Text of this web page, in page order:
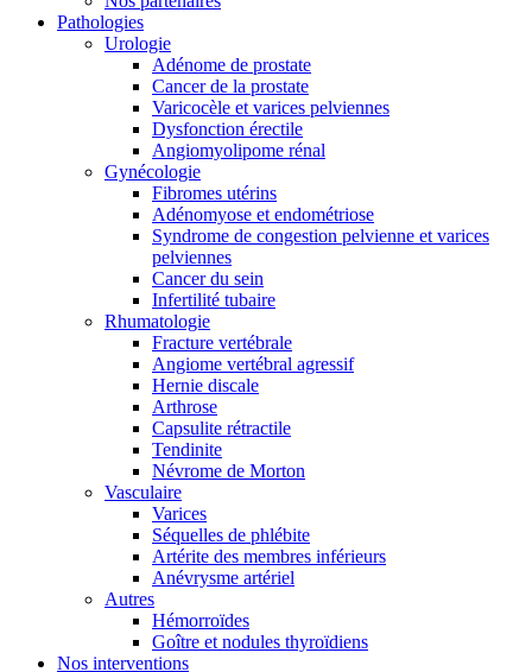
Pathologies
Urologie
Adénome de prostate
Cancer de la prostate
Varicocèle et varices pelviennes
Dysfonction érectile
Angiomyolipome rénal
Gynécologie
Fibromes utérins
Adénomyose et endométriose
Syndrome de congestion pelvienne et varices
pelviennes
Cancer du sein
Infertilité tubaire
Rhumatologie
Fracture vertébrale
Angiome vertébral agressif
Hernie discale
Arthrose
Capsulite rétractile
Tendinite
Névrome de Morton
Vasculaire
Varices
Séquelles de phlébite
Artérite des membres inférieurs
Anévrysme artériel
Autres
Hémorroïdes
Goître et nodules thyroïdiens
Nos interventions